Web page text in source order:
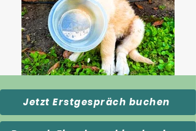
Jetzt Erstgespräch buchen